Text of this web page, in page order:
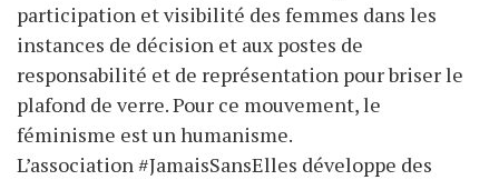
participation et visibilité des femmes dans les
instances de décision et aux postes de
responsabilité et de représentation pour briser le
plafond de verre. Pour ce mouvement, le
féminisme est un humanisme.
L’association #JamaisSansElles développe des